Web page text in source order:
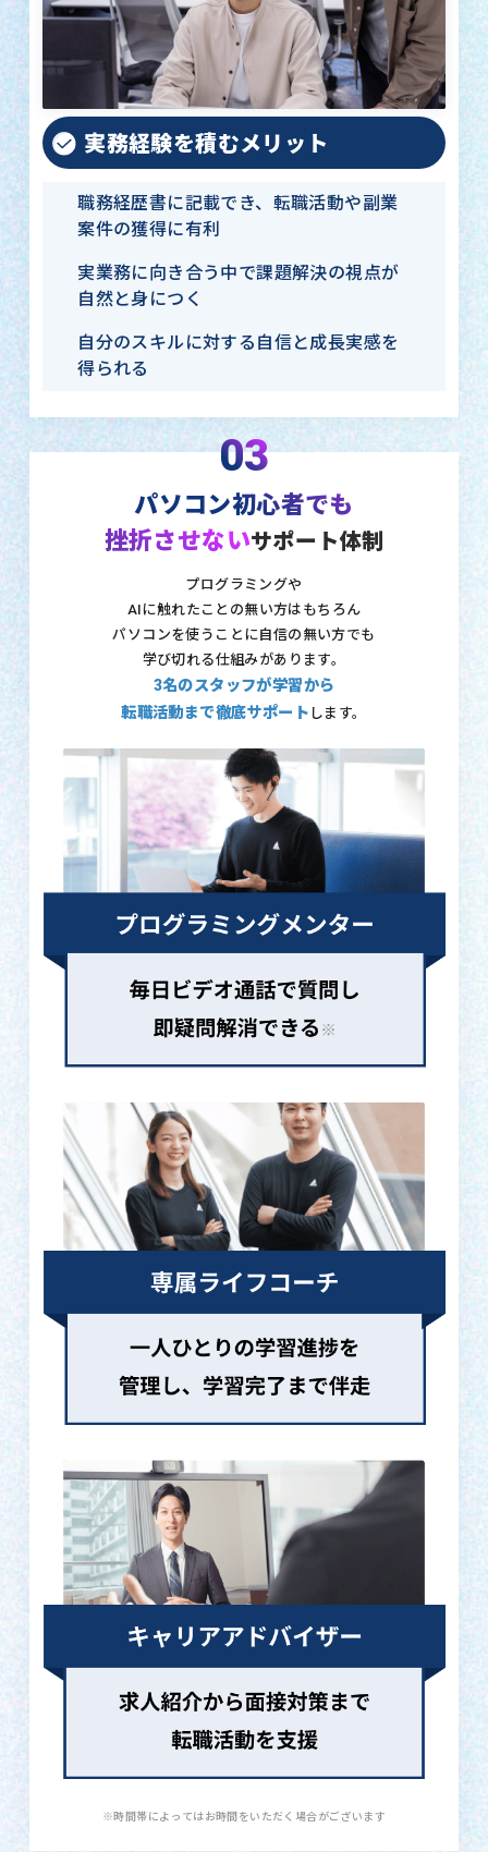
実務経験を積むメリット
職務経歴書に記載でき、転職活動や副業
案件の獲得に有利
実業務に向き合う中で課題解決の視点が
自然と身につく
自分のスキルに対する自信と成長実感を
得られる
03
パソコン初心者でも
挫折させないサポート体制
プログラミングや
AIに触れたことの無い方はもちろん
パソコンを使うことに自信の無い方でも
学び切れる仕組みがあります。
3名のスタッフが学習から
転職活動まで徹底サポート します。
※時間帯によってはお時間をいただく場合がございます